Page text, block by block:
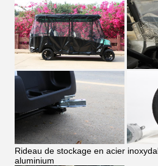
Rideau de stockage en acier
aluminium